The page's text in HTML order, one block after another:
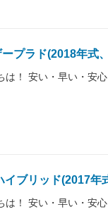
ープラド(2018年式
は！ 安い・早い・安
イブリッド(2017
は！ 安い・早い・安